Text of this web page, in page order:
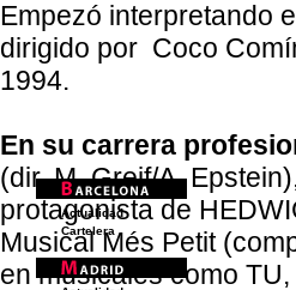
Empezó interpretando
dirigido por Coco
1994.
En su carrera
(dir. M. Greif/A.
protagonista de
Musical Més Petit
en musicales como
Actualidad
Cartelera